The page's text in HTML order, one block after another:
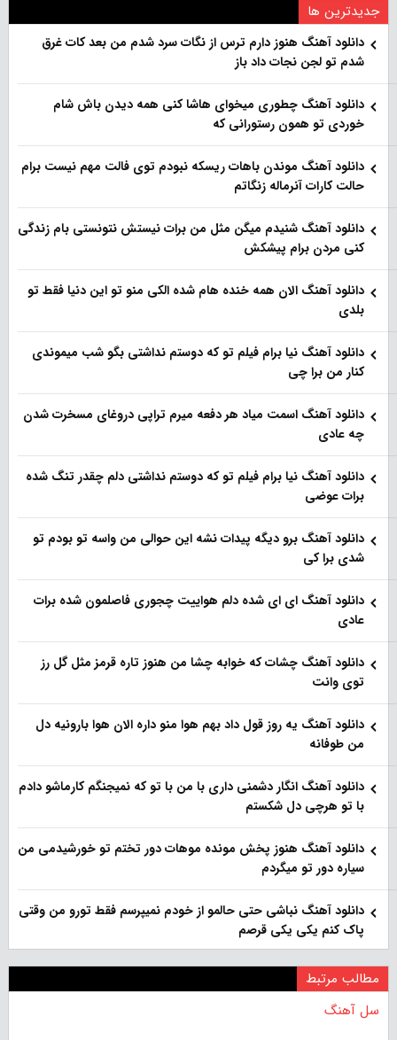
جدیدترین ها
دانلود آهنگ هنو‌ز دارم ترس از نگات سرد شدم من بعد کات غرق
شدم تو لجن نجات داد باز
دانلود آهنگ چطوری میخوای هاشا کنی همه دیدن باش شام
خوردی تو همون رستورانی که
دانلود آهنگ موندن باهات ریسکه نبودم توی فالت مهم نیست برام
حالت کارات آنرماله زنگاتم
دانلود آهنگ شنیدم میگن مثل من برات نیستش نتونستی بام زندگی
کنی مردن برام پیشکش
دانلود آهنگ الان همه خنده هام شده الکی منو تو این دنیا فقط تو
بلدی
دانلود آهنگ نیا برام فیلم تو‌ که دوستم نداشتی بگو شب میموندی
کنار من برا چی
دانلود آهنگ اسمت میاد هر دفعه میرم تراپی دروغای مسخرت شدن
چه عادی
دانلود آهنگ نیا برام فیلم تو‌ که دوستم نداشتی دلم چقدر تنگ شده
برات عوضی
دانلود آهنگ برو دیگه پیدات نشه این حوالی من واسه تو‌ بودم تو
شدی برا کی
دانلود آهنگ ای ای شده دلم هواییت چجوری فاصلمون شده برات
عادی
دانلود آهنگ چشات که خوابه چشا من هنوز تاره قرمز مثل گل رز
توی وانت
دانلود آهنگ یه روز قول داد بهم هوا منو داره الان هوا بارونیه دل
من طوفانه
دانلود آهنگ انگار دشمنی داری با من با تو که نمیجنگم کارماشو دادم
با تو هرچی دل شکستم
دانلود آهنگ هنوز پخش مونده موهات دور تختم تو خورشیدمی من
سیاره دور تو میگردم
دانلود آهنگ نباشی حتی حالمو از خودم نمیپرسم فقط تورو من وقتی
پاک کنم یکی یکی قرصم
مطالب مرتبط
سل آهنگ